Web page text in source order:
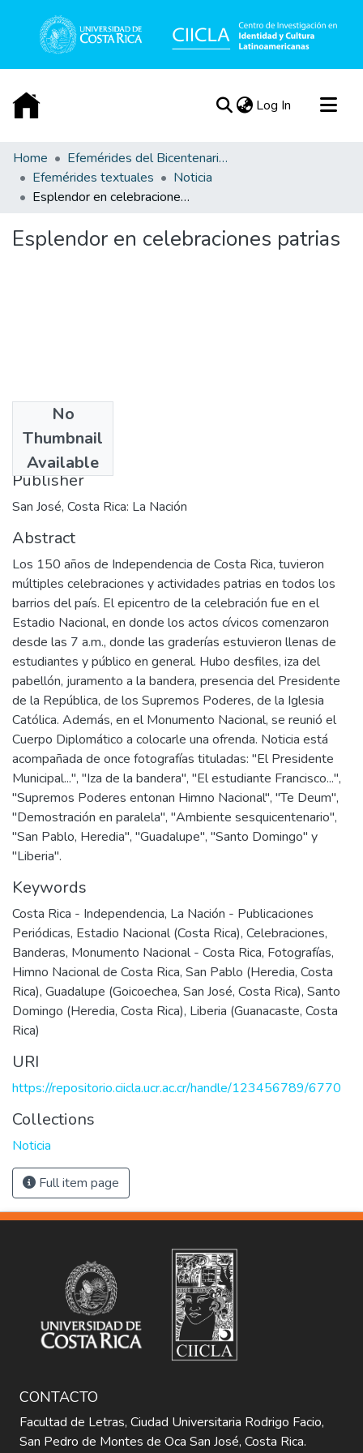
Log In (current)
Communities & Collections
All of DSpace
Statistics
Acerca de
Home
Efemérides del Bicentenario de la Independencia de Costa Rica
Efemérides textuales
Noticia
Esplendor en celebraciones patrias
Esplendor en celebraciones patrias
No
Thumbnail
Available
1971-09-16
Publisher
San José, Costa Rica: La Nación
Abstract
Los 150 años de Independencia de Costa Rica, tuvieron
múltiples celebraciones y actividades patrias en todos los
barrios del país. El epicentro de la celebración fue en el
Estadio Nacional, en donde los actos cívicos comenzaron
desde las 7 a.m., donde las graderías estuvieron llenas de
estudiantes y público en general. Hubo desfiles, iza del
pabellón, juramento a la bandera, presencia del Presidente
de la República, de los Supremos Poderes, de la Iglesia
Católica. Además, en el Monumento Nacional, se reunió el
Cuerpo Diplomático a colocarle una ofrenda. Noticia está
acompañada de once fotografías tituladas: "El Presidente
Municipal...", "Iza de la bandera", "El estudiante Francisco...",
"Supremos Poderes entonan Himno Nacional", "Te Deum",
"Demostración en paralela", "Ambiente sesquicentenario",
"San Pablo, Heredia", "Guadalupe", "Santo Domingo" y
"Liberia".
Keywords
Costa Rica - Independencia, La Nación - Publicaciones
Periódicas, Estadio Nacional (Costa Rica), Celebraciones,
Banderas, Monumento Nacional - Costa Rica, Fotografías,
Himno Nacional de Costa Rica, San Pablo (Heredia, Costa
Rica), Guadalupe (Goicoechea, San José, Costa Rica), Santo
Domingo (Heredia, Costa Rica), Liberia (Guanacaste, Costa
Rica)
URI
https://repositorio.ciicla.ucr.ac.cr/handle/123456789/6770
Collections
Noticia
Full item page
CONTACTO
Facultad de Letras, Ciudad Universitaria Rodrigo Facio,
San Pedro de Montes de Oca San José, Costa Rica.